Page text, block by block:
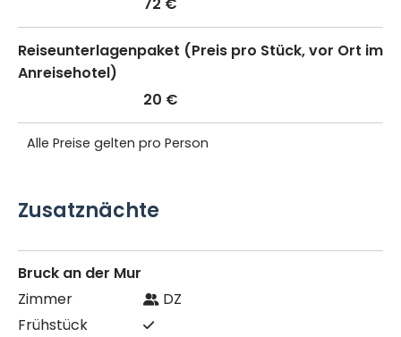
Reiseunterlagenpaket (Preis pro Stück, vor Ort im
Anreisehotel)
20 €
Alle Preise gelten pro Person
Zusatznächte
Bruck an der Mur
DZ